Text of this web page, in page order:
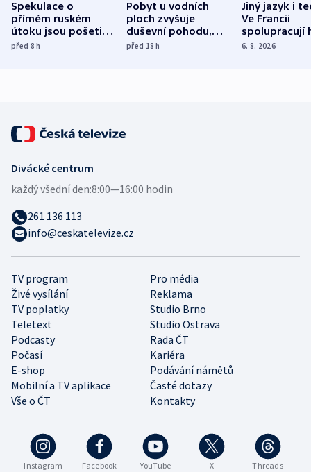
Spekulace o
přímém ruském
útoku jsou pošetilé,
míní estonský
před 8h
Pobyt u vodních
ploch zvyšuje
duševní pohodu,
ukázala
před 18h
Jiný jazyk i
Ve Francii
spolupracují
různých zemí
6. 8. 2026
Instagram Facebook YouTube X Threads
TV program
Pro média
Živé vysílání
Reklama
TV poplatky
Studio Brno
Teletext
Studio Ostrava
Podcasty
Rada ČT
Počasí
Kariéra
E-shop
Podávání námětů
Mobilní a TV aplikace
Časté dotazy
Vše o ČT
Kontakty
Divácké centrum
každý všední den:8:00—16:00 hodin
261 136 113
info@ceskatelevize.cz